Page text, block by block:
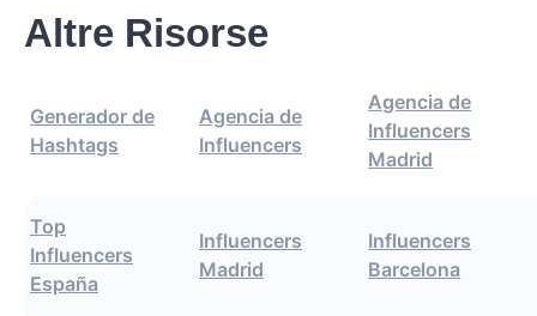
Altre Risorse
Generador de
Hashtags
Agencia de
Influencers
Agencia de
Influencers
Madrid
Top
Influencers
España
Influencers
Madrid
Influencers
Barcelona